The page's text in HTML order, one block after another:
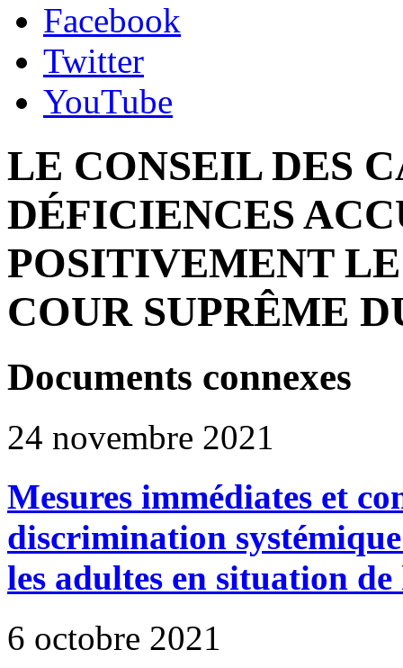
Facebook
Twitter
YouTube
LE CONSEIL DES
DÉFICIENCES
POSITIVEMENT
COUR SUPRÊME
Documents connexes
24 novembre 2021
Mesures immédiates et
discrimination
les adultes en situation
6 octobre 2021